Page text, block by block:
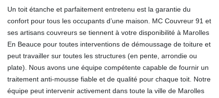
Un toit étanche et parfaitement entretenu est la garantie du
confort pour tous les occupants d’une maison. MC Couvreur 91 et
ses artisans couvreurs se tiennent à votre disponibilité à Marolles
En Beauce pour toutes interventions de démoussage de toiture et
peut travailler sur toutes les structures (en pente, arrondie ou
plate). Nous avons une équipe compétente capable de fournir un
traitement anti-mousse fiable et de qualité pour chaque toit. Notre
équipe peut intervenir activement dans toute la ville de Marolles